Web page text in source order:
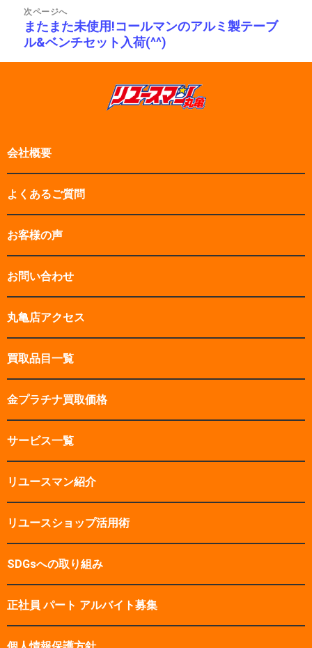
投
稿:
次ページへ
次
の
投
またまた未使用!コールマンのアルミ製テーブ
ル&ベンチセット入荷(^^)
会社概要
よくあるご質問
お客様の声
お問い合わせ
丸亀店アクセス
買取品目一覧
金プラチナ買取価格
サービス一覧
リユースマン紹介
リユースショップ活用術
SDGsへの取り組み
正社員 パート アルバイト募集